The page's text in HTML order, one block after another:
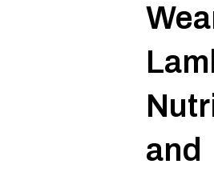
and